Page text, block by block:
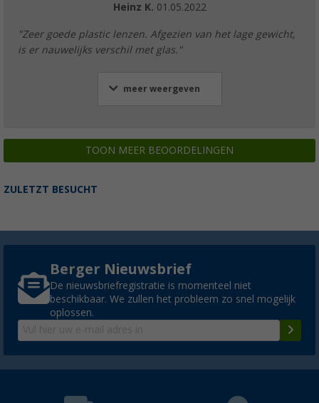
Heinz K. 01.05.2022
"Zeer goede plastic lenzen. Afgezien van het lage gewicht,
is er nauwelijks verschil met glas."
meer weergeven
TOON MEER BEOORDELINGEN
ZULETZT BESUCHT
Berger Nieuwsbrief
De nieuwsbriefregistratie is momenteel niet
beschikbaar. We zullen het probleem zo snel mogelijk
oplossen.